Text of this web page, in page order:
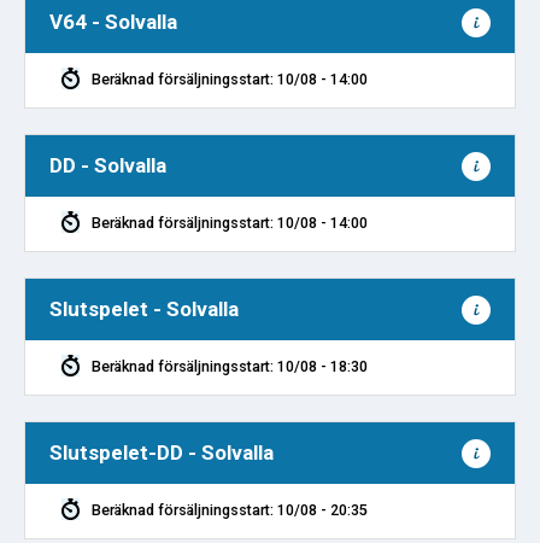
V64 - Solvalla
Beräknad försäljningsstart: 10/08 - 14:00
DD - Solvalla
Beräknad försäljningsstart: 10/08 - 14:00
Slutspelet - Solvalla
Beräknad försäljningsstart: 10/08 - 18:30
Slutspelet-DD - Solvalla
Beräknad försäljningsstart: 10/08 - 20:35